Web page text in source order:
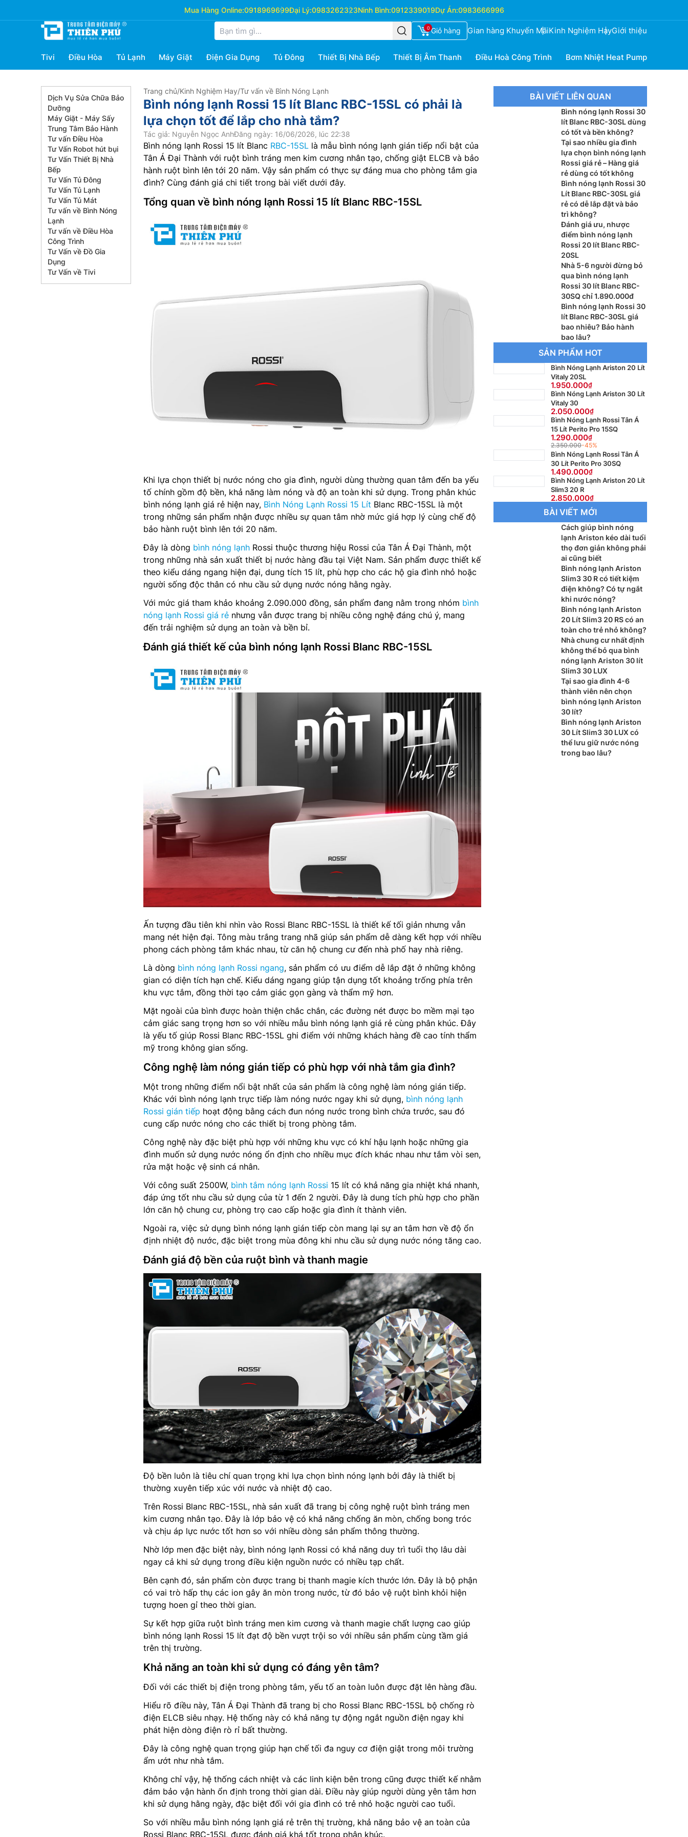
Mua Hàng Online:0918969699Đại Lý:0983262323Ninh Bình:0912339019Dự Án:0983666996
0 Giỏ hàng Gian hàng Khuyến MãiKinh Nghiệm HayGiới thiệu
Tivi Điều Hòa Tủ Lạnh Máy Giặt Điện Gia Dụng Tủ Đông Thiết Bị Nhà Bếp Thiết Bị Âm Thanh Điều Hoà Công Trình Bơm Nhiệt Heat Pump
Dịch Vụ Sửa Chữa Bảo
Dưỡng
Máy Giặt - Máy Sấy
Trung Tâm Bảo Hành
Tư vấn Điều Hòa
Tư Vấn Robot hút bụi
Tư Vấn Thiết Bị Nhà
Bếp
Tư Vấn Tủ Đông
Tư Vấn Tủ Lạnh
Tư Vấn Tủ Mát
Tư vấn về Bình Nóng
Lạnh
Tư vấn về Điều Hòa
Công Trình
Tư Vấn về Đồ Gia
Dụng
Tư Vấn về Tivi
Trang chủ/Kinh Nghiệm Hay/Tư vấn về Bình Nóng Lạnh
Bình nóng lạnh Rossi 15 lít Blanc RBC-15SL có phải là
lựa chọn tốt để lắp cho nhà tắm?
Tác giả: Nguyễn Ngọc AnhĐăng ngày: 16/06/2026, lúc 22:38
Bình nóng lạnh Rossi 15 lít Blanc RBC-15SL là mẫu bình nóng lạnh gián tiếp nổi bật của
Tân Á Đại Thành với ruột bình tráng men kim cương nhân tạo, chống giật ELCB và bảo
hành ruột bình lên tới 20 năm. Vậy sản phẩm có thực sự đáng mua cho phòng tắm gia
đình? Cùng đánh giá chi tiết trong bài viết dưới đây.
Tổng quan về bình nóng lạnh Rossi 15 lít Blanc RBC-15SL
Khi lựa chọn thiết bị nước nóng cho gia đình, người dùng thường quan tâm đến ba yếu
tố chính gồm độ bền, khả năng làm nóng và độ an toàn khi sử dụng. Trong phân khúc
bình nóng lạnh giá rẻ hiện nay, Bình Nóng Lạnh Rossi 15 Lít Blanc RBC-15SL là một
trong những sản phẩm nhận được nhiều sự quan tâm nhờ mức giá hợp lý cùng chế độ
bảo hành ruột bình lên tới 20 năm.
Đây là dòng bình nóng lạnh Rossi thuộc thương hiệu Rossi của Tân Á Đại Thành, một
trong những nhà sản xuất thiết bị nước hàng đầu tại Việt Nam. Sản phẩm được thiết kế
theo kiểu dáng ngang hiện đại, dung tích 15 lít, phù hợp cho các hộ gia đình nhỏ hoặc
người sống độc thân có nhu cầu sử dụng nước nóng hằng ngày.
Với mức giá tham khảo khoảng 2.090.000 đồng, sản phẩm đang nằm trong nhóm bình
nóng lạnh Rossi giá rẻ nhưng vẫn được trang bị nhiều công nghệ đáng chú ý, mang
đến trải nghiệm sử dụng an toàn và bền bỉ.
Đánh giá thiết kế của bình nóng lạnh Rossi Blanc RBC-15SL
Ấn tượng đầu tiên khi nhìn vào Rossi Blanc RBC-15SL là thiết kế tối giản nhưng vẫn
mang nét hiện đại. Tông màu trắng trang nhã giúp sản phẩm dễ dàng kết hợp với nhiều
phong cách phòng tắm khác nhau, từ căn hộ chung cư đến nhà phố hay nhà riêng.
Là dòng bình nóng lạnh Rossi ngang, sản phẩm có ưu điểm dễ lắp đặt ở những không
gian có diện tích hạn chế. Kiểu dáng ngang giúp tận dụng tốt khoảng trống phía trên
khu vực tắm, đồng thời tạo cảm giác gọn gàng và thẩm mỹ hơn.
Mặt ngoài của bình được hoàn thiện chắc chắn, các đường nét được bo mềm mại tạo
cảm giác sang trọng hơn so với nhiều mẫu bình nóng lạnh giá rẻ cùng phân khúc. Đây
là yếu tố giúp Rossi Blanc RBC-15SL ghi điểm với những khách hàng đề cao tính thẩm
mỹ trong không gian sống.
Công nghệ làm nóng gián tiếp có phù hợp với nhà tắm gia đình?
Một trong những điểm nổi bật nhất của sản phẩm là công nghệ làm nóng gián tiếp.
Khác với bình nóng lạnh trực tiếp làm nóng nước ngay khi sử dụng, bình nóng lạnh
Rossi gián tiếp hoạt động bằng cách đun nóng nước trong bình chứa trước, sau đó
cung cấp nước nóng cho các thiết bị trong phòng tắm.
Công nghệ này đặc biệt phù hợp với những khu vực có khí hậu lạnh hoặc những gia
đình muốn sử dụng nước nóng ổn định cho nhiều mục đích khác nhau như tắm vòi sen,
rửa mặt hoặc vệ sinh cá nhân.
Với công suất 2500W, bình tắm nóng lạnh Rossi 15 lít có khả năng gia nhiệt khá nhanh,
đáp ứng tốt nhu cầu sử dụng của từ 1 đến 2 người. Đây là dung tích phù hợp cho phần
lớn căn hộ chung cư, phòng trọ cao cấp hoặc gia đình ít thành viên.
Ngoài ra, việc sử dụng bình nóng lạnh gián tiếp còn mang lại sự an tâm hơn về độ ổn
định nhiệt độ nước, đặc biệt trong mùa đông khi nhu cầu sử dụng nước nóng tăng cao.
Đánh giá độ bền của ruột bình và thanh magie
Độ bền luôn là tiêu chí quan trọng khi lựa chọn bình nóng lạnh bởi đây là thiết bị
thường xuyên tiếp xúc với nước và nhiệt độ cao.
Trên Rossi Blanc RBC-15SL, nhà sản xuất đã trang bị công nghệ ruột bình tráng men
kim cương nhân tạo. Đây là lớp bảo vệ có khả năng chống ăn mòn, chống bong tróc
và chịu áp lực nước tốt hơn so với nhiều dòng sản phẩm thông thường.
Nhờ lớp men đặc biệt này, bình nóng lạnh Rossi có khả năng duy trì tuổi thọ lâu dài
ngay cả khi sử dụng trong điều kiện nguồn nước có nhiều tạp chất.
Bên cạnh đó, sản phẩm còn được trang bị thanh magie kích thước lớn. Đây là bộ phận
có vai trò hấp thụ các ion gây ăn mòn trong nước, từ đó bảo vệ ruột bình khỏi hiện
tượng hoen gỉ theo thời gian.
Sự kết hợp giữa ruột bình tráng men kim cương và thanh magie chất lượng cao giúp
bình nóng lạnh Rossi 15 lít đạt độ bền vượt trội so với nhiều sản phẩm cùng tầm giá
trên thị trường.
Khả năng an toàn khi sử dụng có đáng yên tâm?
Đối với các thiết bị điện trong phòng tắm, yếu tố an toàn luôn được đặt lên hàng đầu.
Hiểu rõ điều này, Tân Á Đại Thành đã trang bị cho Rossi Blanc RBC-15SL bộ chống rò
điện ELCB siêu nhạy. Hệ thống này có khả năng tự động ngắt nguồn điện ngay khi
phát hiện dòng điện rò rỉ bất thường.
Đây là công nghệ quan trọng giúp hạn chế tối đa nguy cơ điện giật trong môi trường
ẩm ướt như nhà tắm.
Không chỉ vậy, hệ thống cách nhiệt và các linh kiện bên trong cũng được thiết kế nhằm
đảm bảo vận hành ổn định trong thời gian dài. Điều này giúp người dùng yên tâm hơn
khi sử dụng hằng ngày, đặc biệt đối với gia đình có trẻ nhỏ hoặc người cao tuổi.
So với nhiều mẫu bình nóng lạnh giá rẻ trên thị trường, khả năng bảo vệ an toàn của
Rossi Blanc RBC-15SL được đánh giá khá tốt trong phân khúc.
BÀI VIẾT LIÊN QUAN
Bình nóng lạnh Rossi 30
lít Blanc RBC-30SL dùng
có tốt và bền không?
Tại sao nhiều gia đình
lựa chọn bình nóng lạnh
Rossi giá rẻ – Hàng giá
rẻ dùng có tốt không
Bình nóng lạnh Rossi 30
Lít Blanc RBC-30SL giá
rẻ có dễ lắp đặt và bảo
trì không?
Đánh giá ưu, nhược
điểm bình nóng lạnh
Rossi 20 lít Blanc RBC-
20SL
Nhà 5-6 người đừng bỏ
qua bình nóng lạnh
Rossi 30 lít Blanc RBC-
30SQ chỉ 1.890.000đ
Bình nóng lạnh Rossi 30
lít Blanc RBC-30SL giá
bao nhiêu? Bảo hành
bao lâu?
SẢN PHẨM HOT
Bình Nóng Lạnh Ariston 20 Lít
Vitaly 20SL
1.950.000
Bình Nóng Lạnh Ariston 30 Lít
Vitaly 30
2.050.000
Bình Nóng Lạnh Rossi Tân Á
15 Lít Perito Pro 15SQ
1.290.000
2.350.000-45%
Bình Nóng Lạnh Rossi Tân Á
30 Lít Perito Pro 30SQ
1.490.000
Bình Nóng Lạnh Ariston 20 Lít
Slim3 20 R
2.850.000
BÀI VIẾT MỚI
Cách giúp bình nóng
lạnh Ariston kéo dài tuổi
thọ đơn giản không phải
ai cũng biết
Bình nóng lạnh Ariston
Slim3 30 R có tiết kiệm
điện không? Có tự ngắt
khi nước nóng?
Bình nóng lạnh Ariston
20 Lít Slim3 20 RS có an
toàn cho trẻ nhỏ không?
Nhà chung cư nhất định
không thể bỏ qua bình
nóng lạnh Ariston 30 lít
Slim3 30 LUX
Tại sao gia đình 4-6
thành viên nên chọn
bình nóng lạnh Ariston
30 lít?
Bình nóng lạnh Ariston
30 Lít Slim3 30 LUX có
thể lưu giữ nước nóng
trong bao lâu?